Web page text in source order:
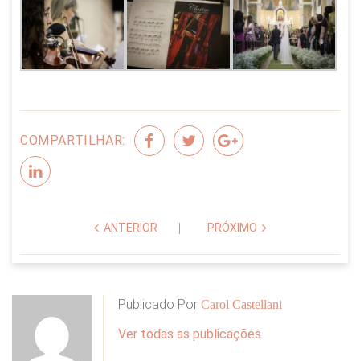
COMPARTILHAR:
ANTERIOR PRÓXIMO
Publicado Por Carol Castellani
Ver todas as publicações